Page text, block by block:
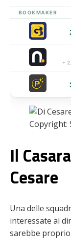
BOOKMAKER
+
Copyright:
Il
Cesare
Una delle
interessate al
sarebbe